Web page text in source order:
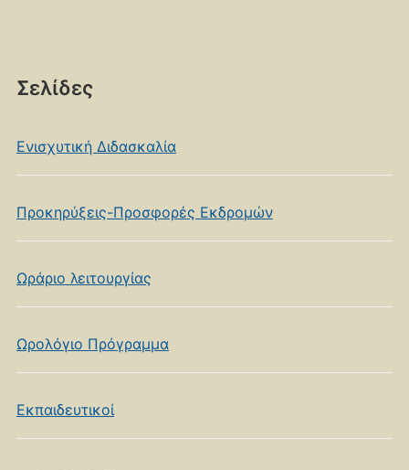
Σελίδες
Ενισχυτική Διδασκαλία
Προκηρύξεις-Προσφορές Εκδρομών
Ωράριο λειτουργίας
Ωρολόγιο Πρόγραμμα
Εκπαιδευτικοί